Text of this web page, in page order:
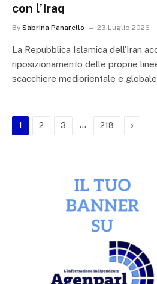
con l’Iraq
By Sabrina Panarello 23 Luglio 2026
La Repubblica Islamica dell’Iran
riposizionamento delle proprie
scacchiere mediorientale e
1 2 3 … 218 Next